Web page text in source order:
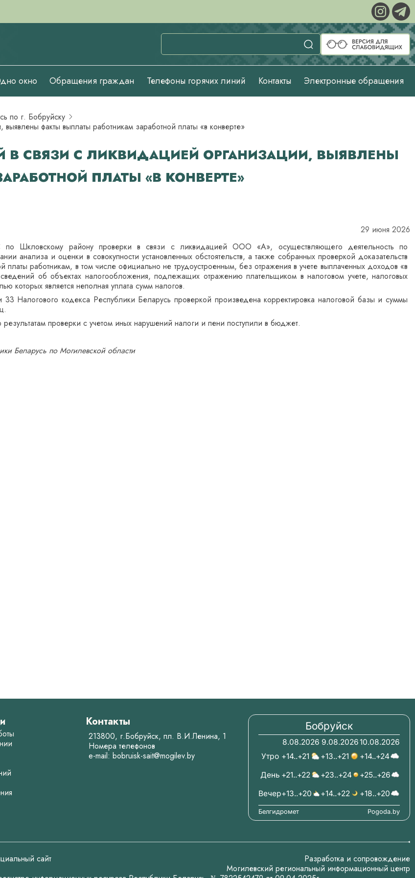
окно Обращения граждан Телефоны горячих линий Контакты Электронные обращения
по г. Бобруйску
факты выплаты работникам заработной платы «в конверте»
В СВЯЗИ С ЛИКВИДАЦИЕЙ ОРГАНИЗАЦИИ, ВЫЯВЛЕНЫ
ПЛАТЫ «В КОНВЕРТЕ»
29 июня 2026
Шкловскому району проверки в связи с ликвидацией ООО «А», осуществляющего деятельность по
анализа и оценки в совокупности установленных обстоятельств, а также собранных проверкой доказательств
платы работникам, в том числе официально не трудоустроенным, без отражения в учете выплаченных доходов «в
об объектах налогообложения, подлежащих отражению плательщиком в налоговом учете, налоговых
которых является неполная уплата сумм налогов.
33 Налогового кодекса Республики Беларусь проверкой произведена корректировка налоговой базы и суммы
проверки с учетом иных нарушений налоги и пени поступили в бюджет.
Беларусь по Могилевской области
Контакты
213800, г.Бобруйск, пл. В.И.Ленина, 1
Номера телефонов
e-mail: bobruisk-sait@mogilev.by
Бобруйск
8.08.2026
+14..+21
+21..+22
+13..+20
9.08.2026
+13..+21
+23..+24
+14..+22
10.08.2026
+14..+24
+25..+26
+18..+20
Вечер
День
Утро
Pogoda.by
Белгидромет
сайт
Разработка и сопровождение
Могилевский региональный информационный центр